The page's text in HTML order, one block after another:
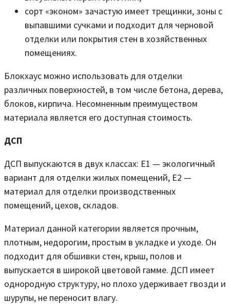
сорт «эконом» зачастую имеет трещинки, зоны с
выпавшими сучками и подходит для черновой
отделки или покрытия стен в хозяйственных
помещениях.
Блокхаус можно использовать для отделки
различных поверхностей, в том числе бетона, дерева,
блоков, кирпича. Несомненным преимуществом
материала является его доступная стоимость.
ДСП
ДСП выпускаются в двух классах: Е1 — экологичный
вариант для отделки жилых помещений, Е2 —
материал для отделки производственных
помещений, цехов, складов.
Материал данной категории является прочным,
плотным, недорогим, простым в укладке и уходе. Он
подходит для обшивки стен, крыш, полов и
выпускается в широкой цветовой гамме. ДСП имеет
однородную структуру, но плохо удерживает гвозди и
шурупы, не переносит влагу.